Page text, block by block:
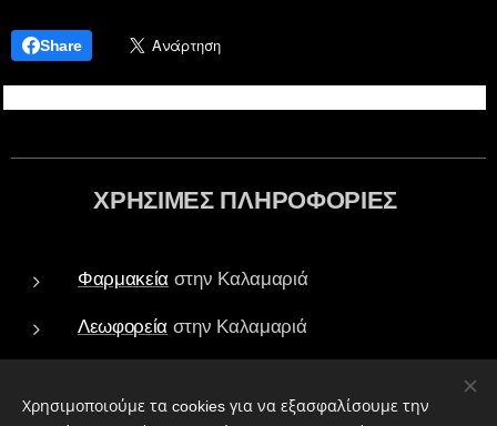
Share
ΧΡΗΣΙΜΕΣ ΠΛΗΡΟΦΟΡΙΕΣ
Φαρμακεία στην Καλαμαριά
Λεωφορεία στην Καλαμαριά
Χρησιμοποιούμε τα cookies για να εξασφαλίσουμε την